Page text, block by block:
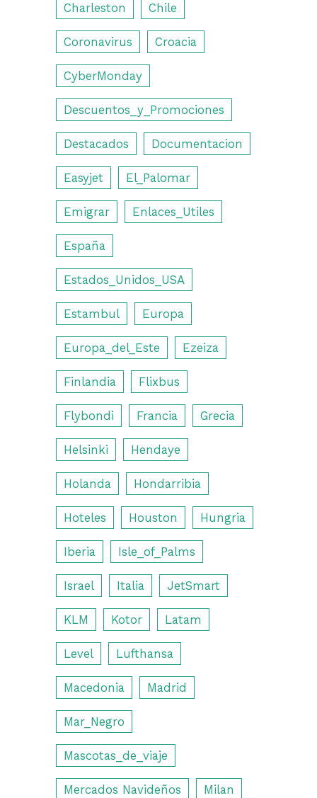
Charleston Chile
Coronavirus Croacia
CyberMonday
Descuentos_y_Promociones
Destacados Documentacion
Easyjet El_Palomar
Emigrar Enlaces_Utiles
España
Estados_Unidos_USA
Estambul Europa
Europa_del_Este Ezeiza
Finlandia Flixbus
Flybondi Francia Grecia
Helsinki Hendaye
Holanda Hondarribia
Hoteles Houston Hungria
Iberia Isle_of_Palms
Israel Italia JetSmart
KLM Kotor Latam
Level Lufthansa
Macedonia Madrid
Mar_Negro
Mascotas_de_viaje
Mercados Navideños Milan